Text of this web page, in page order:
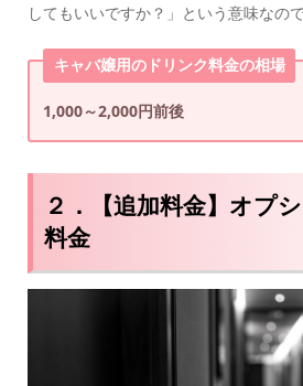
してもいいですか？」という意味なので
キャバ嬢用のドリンク料金の相場
1,000～2,000円前後
２．【追加料金】オプ
料金